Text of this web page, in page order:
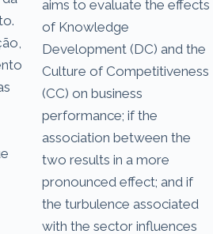
aims to evaluate the effects
of Knowledge
Development (DC) and the
Culture of Competitiveness
(CC) on business
performance; if the
association between the
two results in a more
pronounced effect; and if
the turbulence associated
with the sector influences